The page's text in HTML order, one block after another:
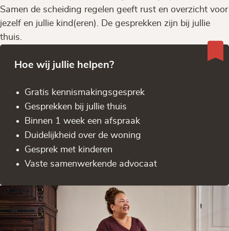
Samen de scheiding regelen geeft rust en overzicht voor
jezelf en jullie kind(eren). De gesprekken zijn bij jullie
thuis.
Hoe wij jullie helpen?
Gratis kennis­makingsgesprek
Gesprekken bij jullie thuis
Binnen 1 week een afspraak
Duidelijkheid over de woning
Gesprek met kinderen
Vaste samenwerkende advocaat